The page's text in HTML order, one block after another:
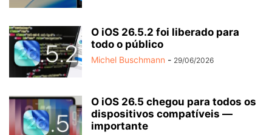
O iOS 26.5.2 foi liberado para
todo o público
Michel Buschmann - 29/06/2026
O iOS 26.5 chegou para todos os
dispositivos compatíveis —
importante